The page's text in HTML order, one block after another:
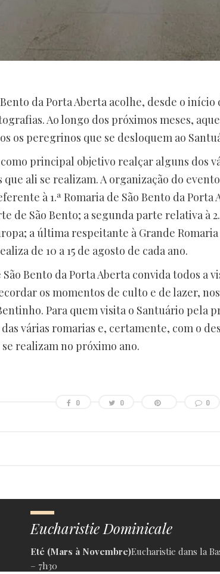
da Porta Aberta acolhe, desde o
Ao longo dos próximos meses,
os peregrinos que se desloquem ao
principal objetivo realçar alguns dos
que ali se realizam. A organização do
à 1.ª Romaria de São Bento da Porta
de São Bento; a segunda parte relativa à
a última respeitante à Grande Romaria
de 10 a 15 de agosto de cada ano.
Bento da Porta Aberta convida todos a
os momentos de culto e de lazer,
Para quem visita o Santuário pela
várias romarias e, certamente, com o
realizam no próximo ano.
0 0 0
Eucharistie Dominicale
Eté (Mars à Novembre)Eucharistie dans la
– 7h30